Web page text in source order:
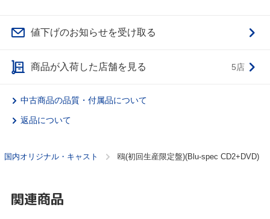
値下げのお知らせを受け取る
商品が入荷した店舗を見る 5店
中古商品の品質・付属品について
返品について
国内オリジナル・キャスト 鴎(初回生産限定盤)(Blu-spec CD2+DVD)
関連商品